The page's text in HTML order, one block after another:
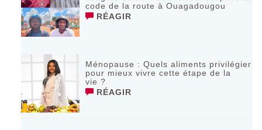
code de la route à Ouagadougou
RÉAGIR
Ménopause : Quels aliments privilégier
pour mieux vivre cette étape de la
vie ?
RÉAGIR